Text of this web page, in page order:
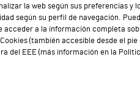
Vithas
la web según sus preferencias y
según su perfil de navegación.
a la información completa
(también accesible desde el pie
del EEE (más información en la